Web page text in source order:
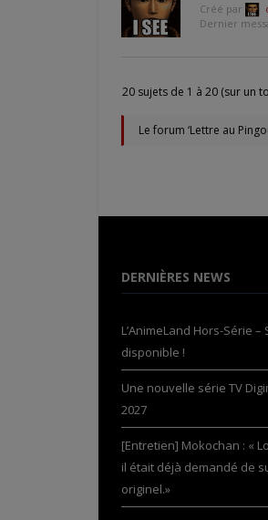
Créé par
Dernier
20 sujets de 1 à 20 (sur un
Le forum ‘Lettre au
DERNIÈRES NEWS
L’AnimeLand Hors-Série
disponible !
Une nouvelle série TV
2027
[Entretien] Mokochan : «
il était déjà demandé de
originel.»